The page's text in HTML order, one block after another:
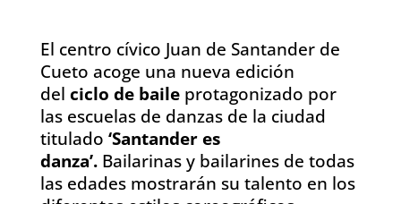
El centro cívico Juan de Santander de
Cueto acoge una nueva edición
del ciclo de baileprotagonizado por
las escuelas de danzas de la ciudad
titulado ‘Santander es
danza’. Bailarinas y bailarines de todas
las edades mostrarán su talento en los